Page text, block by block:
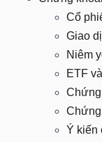
Cổ
Giao
Niêm
ETF
Ý kiến